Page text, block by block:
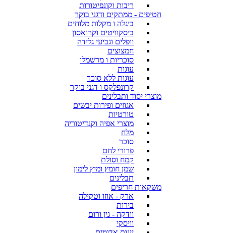
ריבות וקונפיטורות
חטיפים - ממתקים ודגני בוקר
ביגלה ו מקלות מלוחים
ביסקוויטים וקרואסון
וופלים וגביעי גלידה
חמצוצים
סוכריות ו מרשמלו
עוגות
עוגות ללא סוכר
קרונפלקס ו דגני בוקר
מוצרי יסוד ותבלינים
אגוזים ופירות יבשים
טורטיות
מוצרי אפיה וקנדיטוריה
מלח
סוכר
פרורי לחם
קמח וסולת
שמן חומץ ומיץ לימון
תבלינים
משקאות חריפים
ארק - אוזו וטקילה
בירות
וודקה - גין ורום
וויסקי